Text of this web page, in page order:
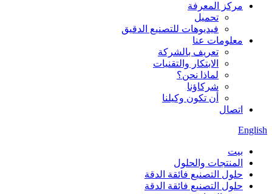
مركز المعرفة
تحميل
فيديوهات للتصنيع الدقيق
معلومات عنا
تعريف بالشركة
الابتكار والتقنيات
لماذا نحن؟
شركاؤنا
أن تكون وكيلنا
اتصال
English
بيت
المنتجات والحلول
حلول التصنيع فائقة الدقة
حلول التصنيع فائقة الدقة